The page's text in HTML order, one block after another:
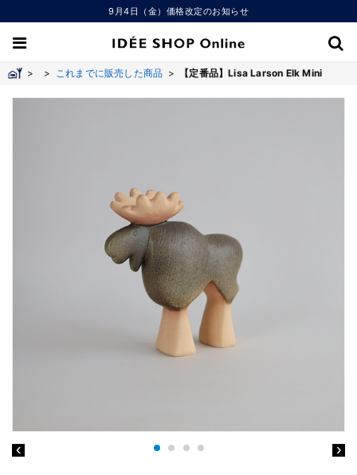
9月4日（金）価格改定のお知らせ
> > これまでに販売した商品 > 【定番品】Lisa Larson Elk Mini